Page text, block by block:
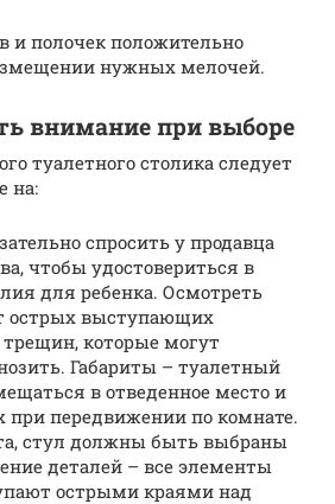
и полочек положительно
нужных мелочей.
внимание при выборе
туалетного столика следует
на:
спросить у продавца
чтобы удостовериться в
для ребенка. Осмотреть
острых выступающих
трещин, которые могут
Габариты – туалетный
в отведенное место и
при передвижении по комнате.
стул должны быть выбраны
деталей – все элементы
острыми краями над